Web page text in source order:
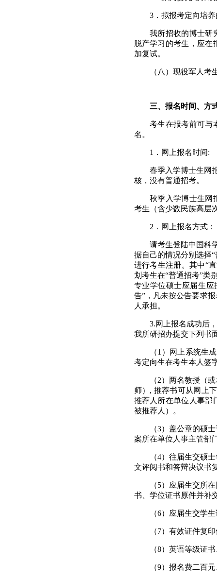
3．拟报考定向培
我所招收的博士研
脱产学习的考生，应在
加复试。
（八）现役军人
三、报名时间、方
考生在报考前可与
名。
1 ．网上报名时间:
春季入学博士生网
核，没有普通招考。
秋季入学博士生网
考生（含少数民族高层
2 ．网上报名方式：
请考生登陆中国科
据自己的情况分别选择
进行考生注册。其中“
划考生在“普通招考”类
专业学位硕士应届生应
告”，凡未按公告要求
人承担。
3.网上报名 成功后
我所研招办提交下列书
（1 ）网上 系统生
考定向生在考生本人签
（2）两名教授（
师） , 推荐书可从网上
推荐人所在单位人事部
被推荐人）。
（3）盖公章的硕
案所在单位人事主管部
（4）往届生交硕
文评阅书和答辩决议书
（5）应届生交所
书、学位证书原件并补
（6）应届生交学
（7）有效证件复
（8）英语等级证
（9）报名费二百